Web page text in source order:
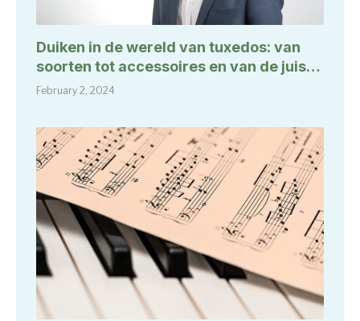
Duiken in de wereld van tuxedos: van
soorten tot accessoires en van de juiste
manier van dragen tot hun
February 2, 2024